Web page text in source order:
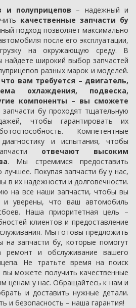
и полуприцепов – надежный и
качественные запчасти бу
подход позволяет максимально
после его эксплуатации,
на окружающую среду. В
широкий выбор запчастей
разных марок и моделей.
вам требуется – двигатель,
охлаждения, подвеска,
компоненты – вы сможете
бу проходят тщательную
чтобы гарантировать их
Компетентные
и испытания, чтобы
отвечают высоким
. Мы стремимся предоставить
Покупая запчасти бу у нас,
в их надежности и долговечности.
на все наши запчасти, чтобы вы
и уверены, что ваш автомобиль
Наша приоритетная цель –
клиентов и предоставление
Мы готовы предложить
на запчасти бу, которые помогут
ремонт и обслуживание вашего
Не тратьте время на поиск
вы можете получить качественные
ценам у нас. Обращайтесь к нам и
и доставить нужные детали.
и безопасность – наша гарантия!